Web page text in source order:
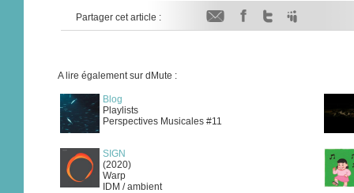
Partager cet article :
A lire également sur dMute :
Blog
Playlists
Perspectives Musicales #11
SIGN
(2020)
Warp
IDM / ambient